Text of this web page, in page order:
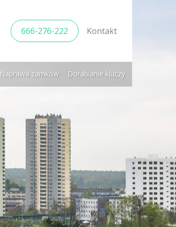
666-276-222 Kontakt
Naprawa zamków Dorabianie kluczy